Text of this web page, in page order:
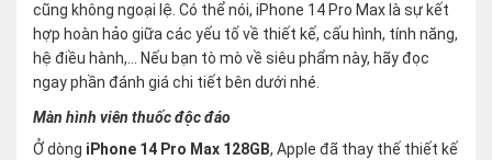
cũng không ngoại lệ. Có thể nói, iPhone 14 Pro Max là sự kết
hợp hoàn hảo giữa các yếu tố về thiết kế, cấu hình, tính năng,
hệ điều hành,… Nếu bạn tò mò về siêu phẩm này, hãy đọc
ngay phần đánh giá chi tiết bên dưới nhé.
Màn hình viên thuốc độc đáo
Ở dòng iPhone 14 Pro Max 128GB, Apple đã thay thế thiết kế